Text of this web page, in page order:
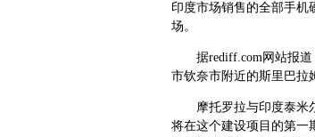
印度市场销售的全部手机
场。
据rediff.com网站报道
市钦奈市附近的斯里巴拉
摩托罗拉与印度泰米尔
将在这个建设项目的第一